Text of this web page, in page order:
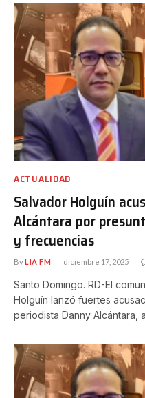
ACTUALIDAD
Salvador Holguín
Alcántara por
y frecuencias
ByLIA FM diciembre 17, 2025
Santo Domingo. RD-El
Holguín lanzó fuertes
periodista Danny Alcántara,